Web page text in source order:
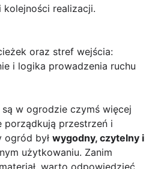
realizacji.
oraz stref wejścia:
i logika prowadzenia ruchu
w ogrodzie czymś więcej
przestrzeń i
ogród był wygodny, czytelny i
użytkowaniu. Zanim
warto odpowiedzieć